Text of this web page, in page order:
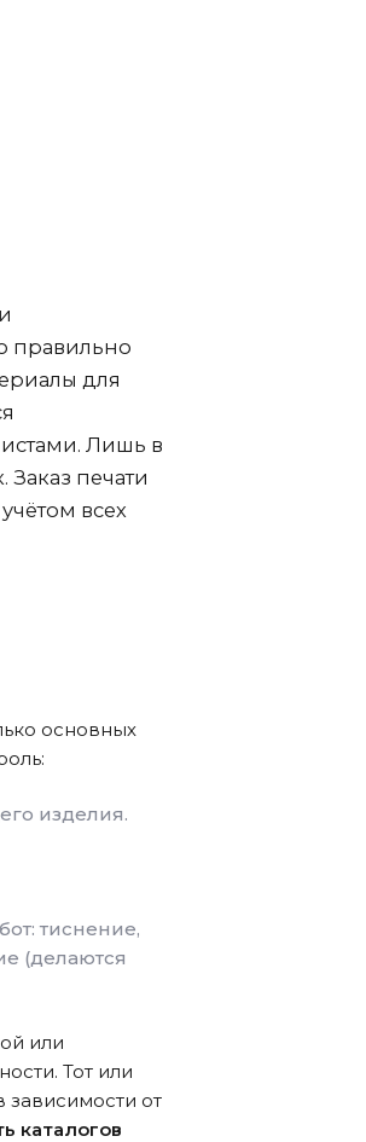
правильно
для
Лишь в
Заказ печати
всех
основных
изделия.
тиснение,
(делаются
или
Тот или
зависимости от
каталогов